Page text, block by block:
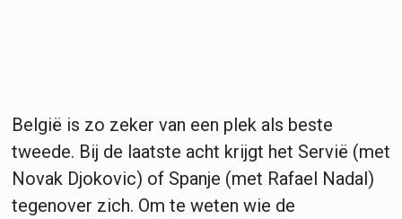
België is zo zeker van een plek als beste
tweede. Bij de laatste acht krijgt het Servië (met
Novak Djokovic) of Spanje (met Rafael Nadal)
tegenover zich. Om te weten wie de